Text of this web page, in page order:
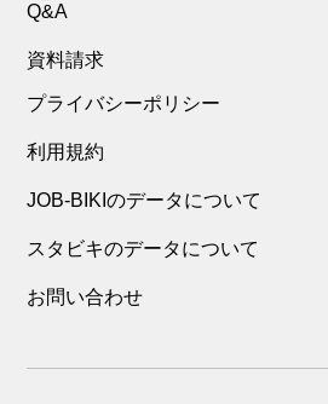
Q&A
資料請求
プライバシーポリシー
利用規約
JOB-BIKIのデータについて
スタビキのデータについて
お問い合わせ